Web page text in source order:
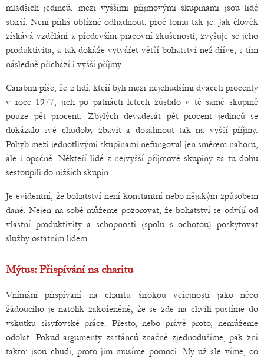
mladších jedinců, mezi vyššími příjmovými skupinami jsou lidé
starší. Není příliš obtížné odhadnout, proč tomu tak je. Jak člověk
získává vzdělání a především pracovní zkušenosti, zvyšuje se jeho
produktivita, a tak dokáže vytvářet větší bohatství než dříve; s tím
následně přichází i vyšší příjmy.
Carabini píše, že z lidí, kteří byli mezi nejchudšími dvaceti procenty
v roce 1977, jich po patnácti letech zůstalo v té samé skupině
pouze pět procent. Zbylých devadesát pět procent jedinců se
dokázalo své chudoby zbavit a dosáhnout tak na vyšší příjmy.
Pohyb mezi jednotlivými skupinami nefungoval jen směrem nahoru,
ale i opačně. Někteří lidé z nejvyšší příjmové skupiny za tu dobu
sestoupili do nižších skupin.
Je evidentní, že bohatství není konstantní nebo nějakým způsobem
dané. Nejen na sobě můžeme pozorovat, že bohatství se odvíjí od
vlastní produktivity a schopnosti (spolu s ochotou) poskytovat
služby ostatním lidem.
Mýtus: Přispívání na charitu
Vnímání přispívaní na charitu širokou veřejností jako něco
žádoucího je natolik zakořeněné, že se zde na chvíli pustíme do
vskutku sisyfovské práce. Přesto, nebo právě proto, nemůžeme
odolat. Pokud argumenty zastánců značně zjednodušíme, pak zní
takto: jsou chudí, proto jim musíme pomoci. My už ale víme, co